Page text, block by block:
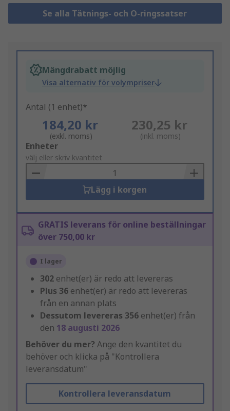
Se alla Tätnings- och O-ringssatser
Mängdrabatt möjlig
Visa alternativ för volympriser
Antal (1 enhet)*
184,20 kr
(exkl. moms)
230,25 kr
(inkl. moms)
Add
to
Basket
Enheter
välj eller skriv kvantitet
Lägg i korgen
GRATIS leverans för online beställningar
över 750,00 kr
I lager
302 enhet(er) är redo att levereras
Plus 36 enhet(er) är redo att levereras
från en annan plats
Dessutom levereras 356 enhet(er) från
den 18 augusti 2026
Behöver du mer? Ange den kvantitet du
behöver och klicka på "Kontrollera
leveransdatum"
Kontrollera leveransdatum